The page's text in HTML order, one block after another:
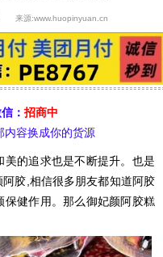
源:www.huopinyuan.cn
： 招商中
内容换成你的货源
的追求也是不断提升。也是
胶,相信很多朋友都知道阿胶
健作用。那么御妃颜阿胶糕